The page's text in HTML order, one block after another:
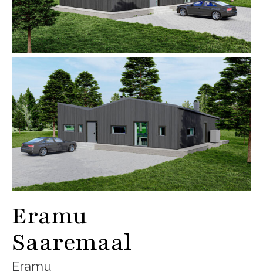
Eramu
Saaremaal
Eramu